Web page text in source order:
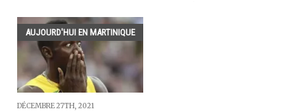
AUJOURD'HUI EN MARTINIQUE
DÉCEMBRE 27TH, 2021